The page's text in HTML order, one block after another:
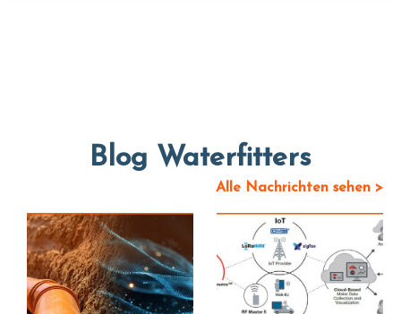
Blog Waterfitters
Alle Nachrichten sehen >